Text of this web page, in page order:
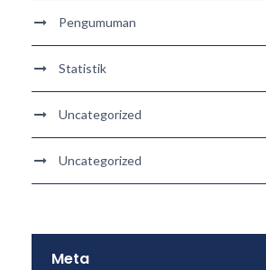
Pengumuman
Statistik
Uncategorized
Uncategorized
Meta